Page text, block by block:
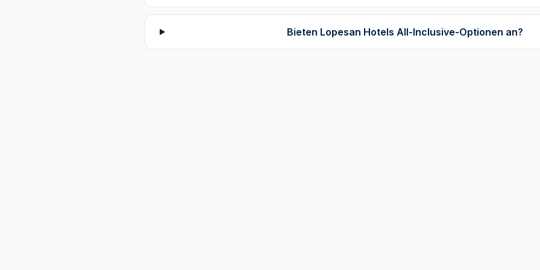
Bieten Lopesan Hotels All-Inclusive-Optionen an?